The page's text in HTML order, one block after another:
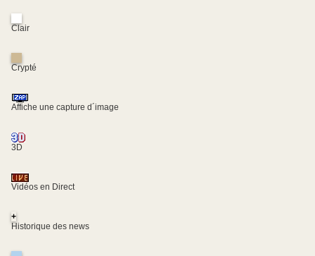
Clair
Crypté
Affiche une capture d´image
3D
Vidéos en Direct
+
Historique des news